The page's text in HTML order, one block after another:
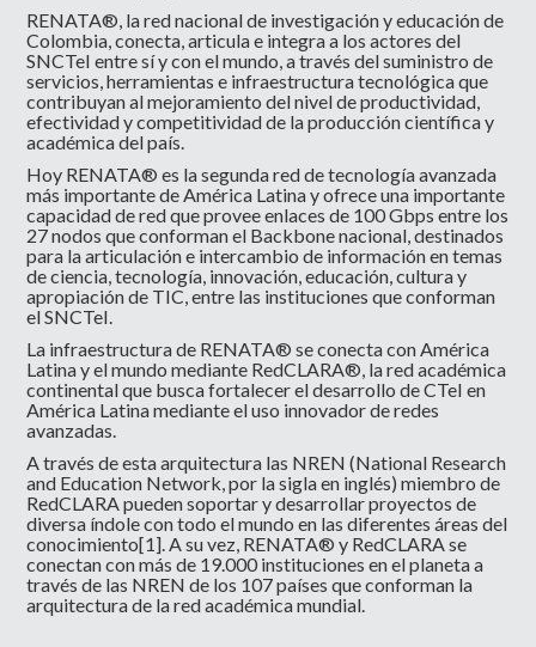
RENATA®, la red nacional de investigación y educación de
Colombia, conecta, articula e integra a los actores del
SNCTeI entre sí y con el mundo, a través del suministro de
servicios, herramientas e infraestructura tecnológica que
contribuyan al mejoramiento del nivel de productividad,
efectividad y competitividad de la producción científica y
académica del país.
Hoy RENATA® es la segunda red de tecnología avanzada
más importante de América Latina y ofrece una importante
capacidad de red que provee enlaces de 100 Gbps entre los
27 nodos que conforman el Backbone nacional, destinados
para la articulación e intercambio de información en temas
de ciencia, tecnología, innovación, educación, cultura y
apropiación de TIC, entre las instituciones que conforman
el SNCTeI.
La infraestructura de RENATA® se conecta con América
Latina y el mundo mediante RedCLARA®, la red académica
continental que busca fortalecer el desarrollo de CTeI en
América Latina mediante el uso innovador de redes
avanzadas.
A través de esta arquitectura las NREN (National Research
and Education Network, por la sigla en inglés) miembro de
RedCLARA pueden soportar y desarrollar proyectos de
diversa índole con todo el mundo en las diferentes áreas del
conocimiento[1]. A su vez, RENATA® y RedCLARA se
conectan con más de 19.000 instituciones en el planeta a
través de las NREN de los 107 países que conforman la
arquitectura de la red académica mundial.